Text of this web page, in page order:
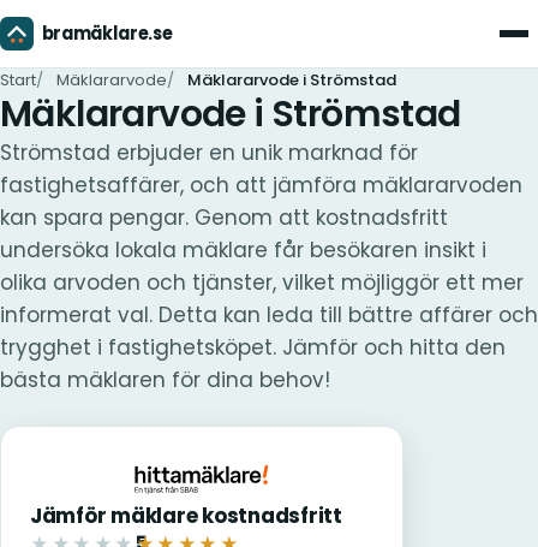
bramäklare.se
Start Mäklararvode Mäklararvode i Strömstad
Mäklararvode i Strömstad
Strömstad erbjuder en unik marknad för
fastighetsaffärer, och att jämföra mäklararvoden
kan spara pengar. Genom att kostnadsfritt
undersöka lokala mäklare får besökaren insikt i
olika arvoden och tjänster, vilket möjliggör ett mer
informerat val. Detta kan leda till bättre affärer och
trygghet i fastighetsköpet. Jämför och hitta den
bästa mäklaren för dina behov!
Jämför mäklare kostnadsfritt